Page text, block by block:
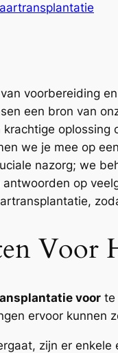
voorbereiding
een bron van
we je mee op
nazorg; we
op
Voor
voor te
ervoor
zijn er